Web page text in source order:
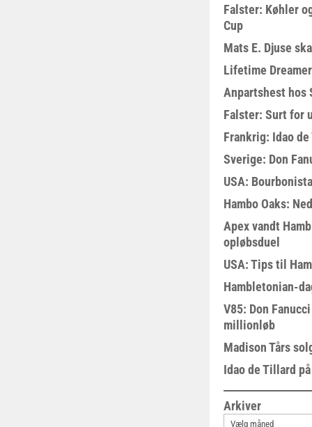
Falster: Køhler
Cup
Mats E. Djuse
Lifetime
Anpartshest hos
Falster: Surt for
Frankrig: Idao
Sverige: Don
USA:
Hambo Oaks:
Apex vandt
opløbsduel
USA: Tips til
Hambletonian-
V85: Don
millionløb
Madison Tårs
Idao de Tillard
Arkiver